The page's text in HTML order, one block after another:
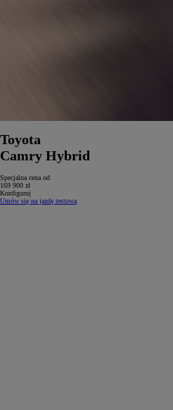
Toyota
Camry Hybrid
Specjalna cena od
169 900 zł
Konfiguruj
Umów się na jazdę testową